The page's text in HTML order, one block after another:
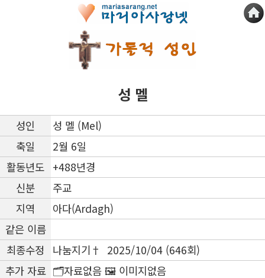
성 멜
성인
성 멜 (Mel)
축일
2월 6일
활동년도 +488년경
신분
주교
지역
아다(Ardagh)
같은 이름
최종수정
나눔지기† 2025/10/04 (646회)
추가 자료 🗂️자료없음 🖼️ 이미지없음